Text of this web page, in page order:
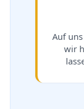
Auf
wir